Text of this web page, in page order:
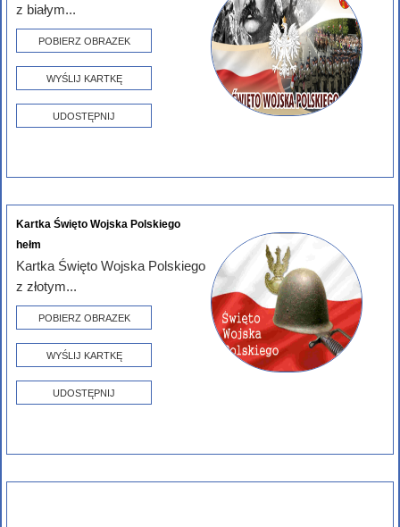
z białym...
POBIERZ OBRAZEK
WYŚLIJ KARTKĘ
UDOSTĘPNIJ
Kartka Święto Wojska Polskiego
hełm
Kartka Święto Wojska Polskiego
z złotym...
POBIERZ OBRAZEK
WYŚLIJ KARTKĘ
UDOSTĘPNIJ